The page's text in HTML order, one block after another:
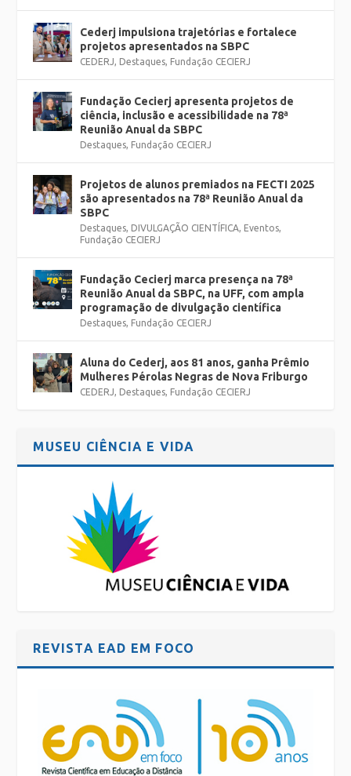
Cederj impulsiona trajetórias e fortalece
projetos apresentados na SBPC
CEDERJ, Destaques, Fundação CECIERJ
Fundação Cecierj apresenta projetos de
ciência, inclusão e acessibilidade na 78ª
Reunião Anual da SBPC
Destaques, Fundação CECIERJ
Projetos de alunos premiados na FECTI 2025
são apresentados na 78ª Reunião Anual da
SBPC
Destaques, DIVULGAÇÃO CIENTÍFICA, Eventos,
Fundação CECIERJ
Fundação Cecierj marca presença na 78ª
Reunião Anual da SBPC, na UFF, com ampla
programação de divulgação científica
Destaques, Fundação CECIERJ
Aluna do Cederj, aos 81 anos, ganha Prêmio
Mulheres Pérolas Negras de Nova Friburgo
CEDERJ, Destaques, Fundação CECIERJ
MUSEU CIÊNCIA E VIDA
REVISTA EAD EM FOCO